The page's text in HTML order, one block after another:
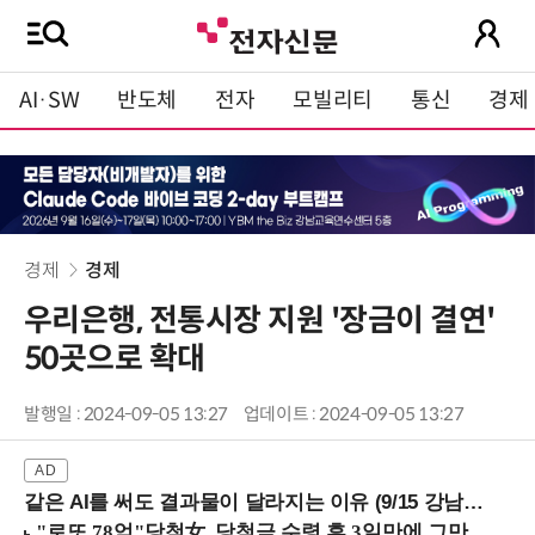
AI·SW 반도체 전자 모빌리티 통신 경제
경제 경제
우리은행, 전통시장 지원 '장금이 결연'
50곳으로 확대
발행일 : 2024-09-05 13:27 업데이트 : 2024-09-05 13:27
같은 AI를 써도 결과물이 달라지는 이유 (9/15 강남역)